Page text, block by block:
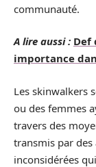
communauté.
A lire aussi : Def
importance
Les skinwalkers
ou des femmes
travers des
transmis par
inconsidérées